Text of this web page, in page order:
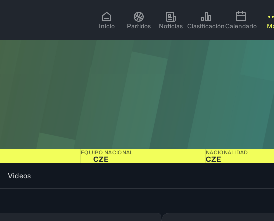
Inicio Partidos Noticias ClasificaciónCalendario
EQUIPO NACIONAL
CZE
NACIONALIDAD
CZE
Videos